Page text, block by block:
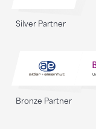
Silver Partner
Bronze Partner